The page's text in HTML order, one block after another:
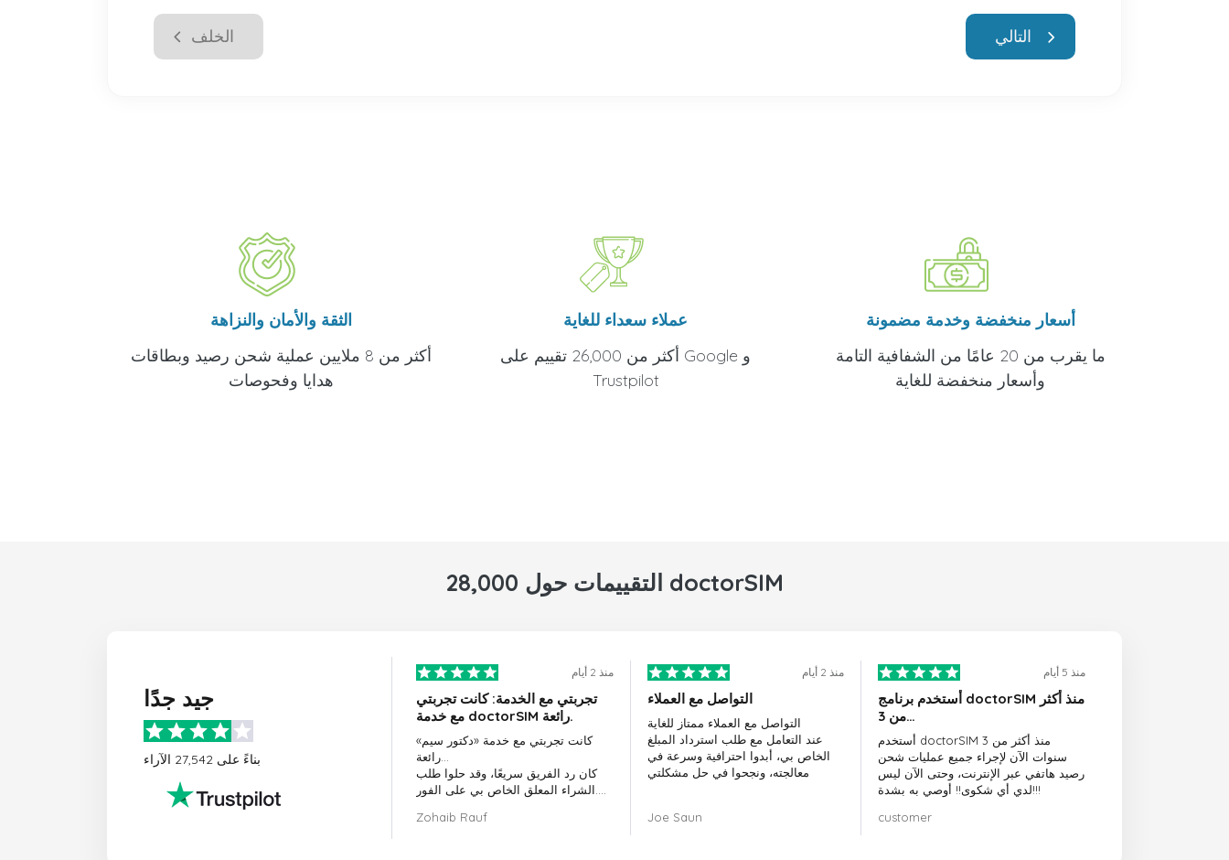
الخلف التالي
الثقة والأمان والنزاهة
أكثر من 8 ملايين عملية شحن رصيد وبطاقات
هدايا وفحوصات
عملاء سعداء للغاية
أكثر من 26,000 تقييم على Google و
Trustpilot
أسعار منخفضة وخدمة مضمونة
ما يقرب من 20 عامًا من الشفافية التامة
وأسعار منخفضة للغاية
28,000 التقييمات حول doctorSIM
جيد جدًا
بناءً على 27,542 الآراء
منذ 2 أيام
تجربتي مع الخدمة: كانت تجربتي
مع خدمة doctorSIM رائعة.
كانت تجربتي مع خدمة «دكتور سيم»
كان رد الفريق سريعًا، وقد حلوا طلب
قرارًا رائعًا.
Zohaib Rauf
منذ 2 أيام
التواصل مع العملاء
التواصل مع العملاء ممتاز للغاية
عند التعامل مع طلب استرداد المبلغ
الخاص بي، أبدوا احترافية وسرعة في
معالجته، ونجحوا في حل مشكلتي
Joe Saun
منذ 5 أيام
أستخدم برنامج doctorSIM منذ أكثر
من 3…
أستخدم doctorSIM منذ أكثر من 3
سنوات الآن لإجراء جميع عمليات شحن
رصيد هاتفي عبر الإنترنت، وحتى الآن ليس
لدي أي شكوى!! أوصي به بشدة!!!
customer